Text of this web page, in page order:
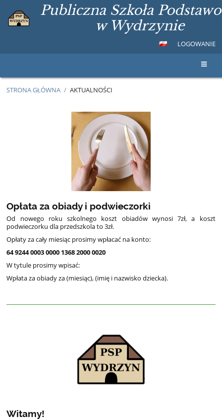
Publiczna Szkoła
w Wydrzynie
LOGOWANIE
STRONA GŁÓWNA / AKTUALNOŚCI
Opłata za obiady i podwieczorki
Od nowego roku szkolnego koszt obiadów wynosi 7zł, a koszt
podwieczorku dla przedszkola to 3zł.
Opłaty za cały miesiąc prosimy wpłacać na konto:
64 9244 0003 0000 1368 2000 0020
W tytule prosimy wpisać:
Wpłata za obiady za (miesiąc), (imię i nazwisko dziecka).
Witamy!